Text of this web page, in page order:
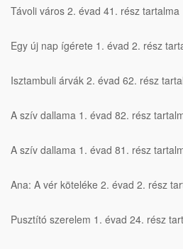
Távoli város 2. évad 41. rész tartalma
Egy új nap ígérete 1. évad 2. rész
Isztambuli árvák 2. évad 62. rész
A szív dallama 1. évad 82. rész
A szív dallama 1. évad 81. rész
Ana: A vér köteléke 2. évad 2. rész
Pusztító szerelem 1. évad 24. rész